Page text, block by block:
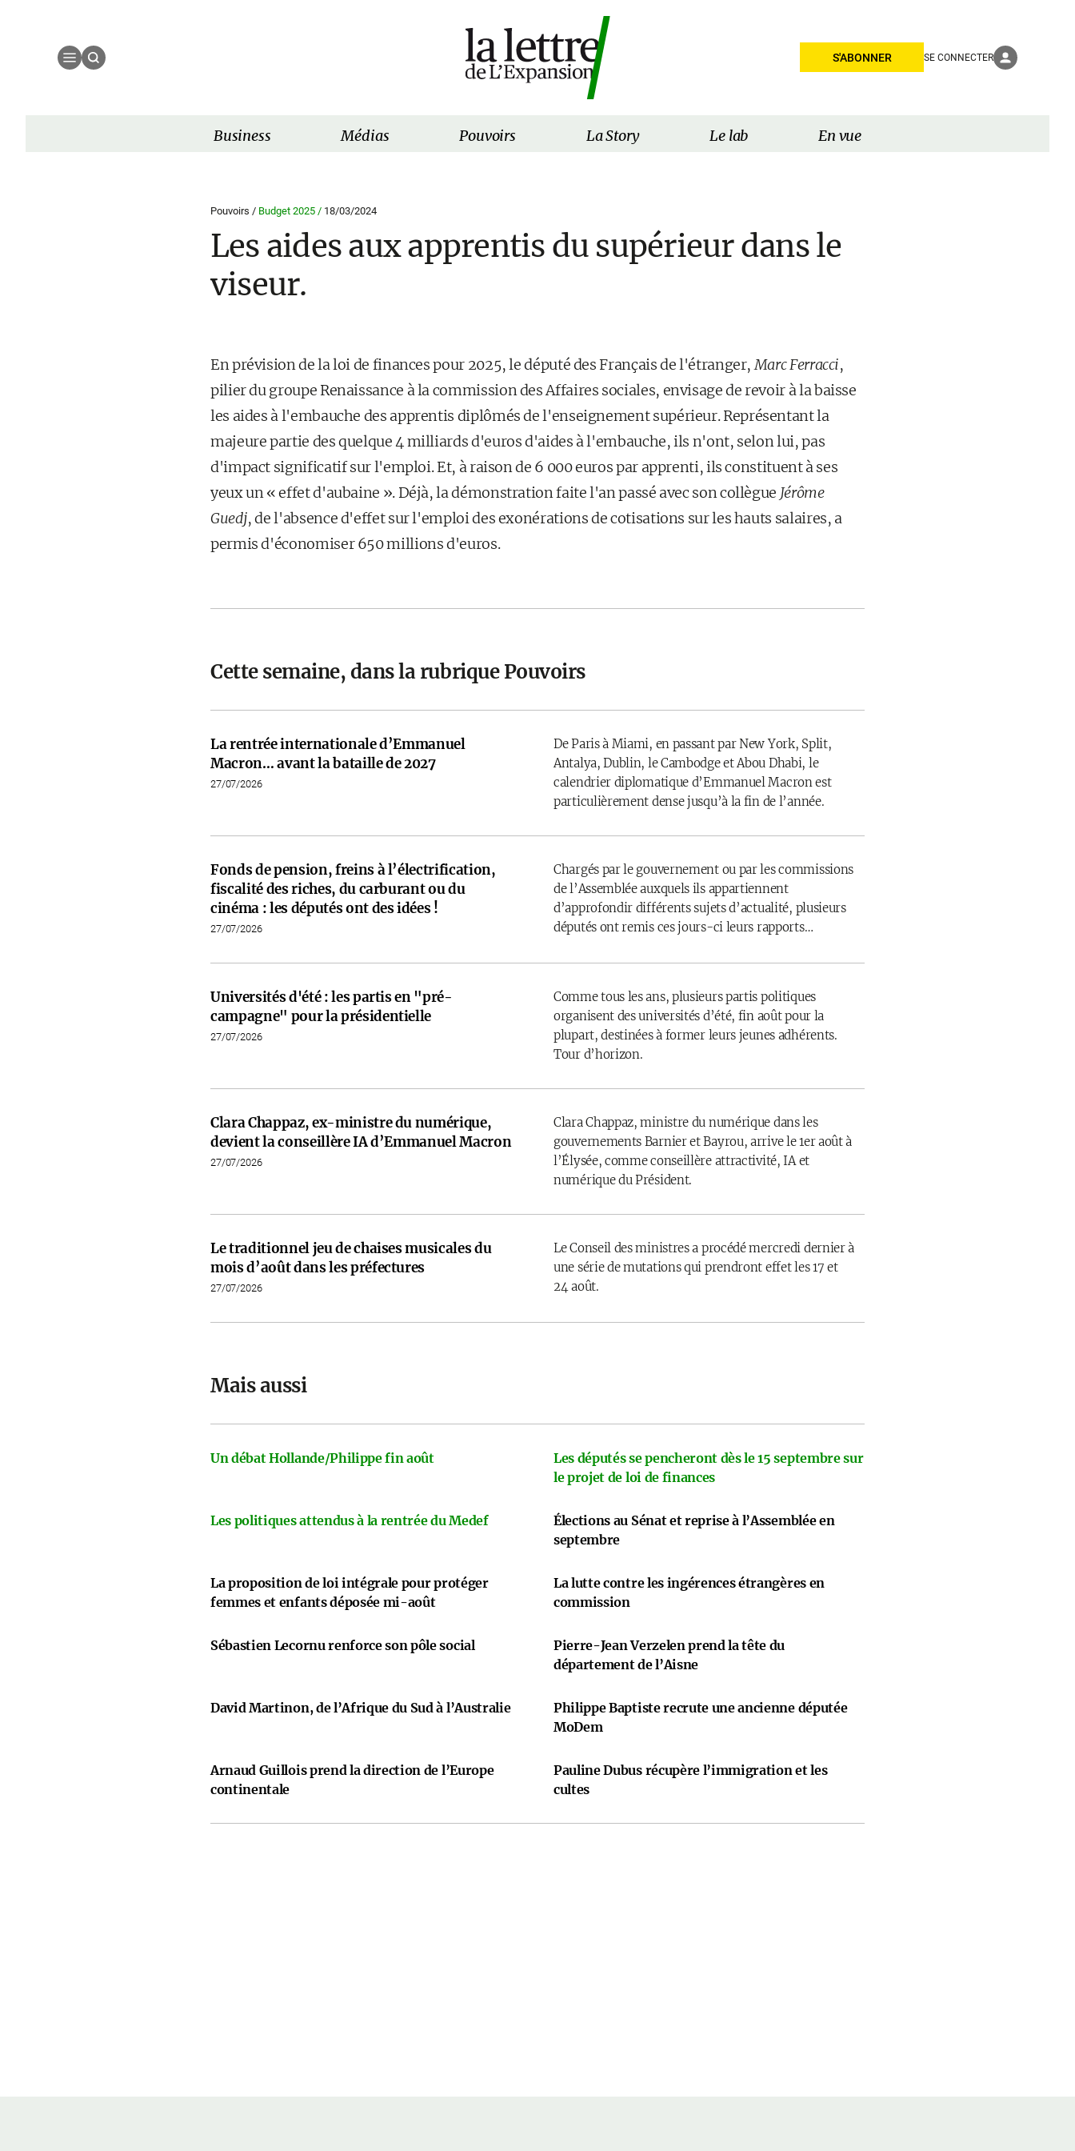
S'ABONNER SE CONNECTER
Business Médias Pouvoirs La Story Le lab En vue
Pouvoirs / Budget 2025 / 18/03/2024
Les aides aux apprentis du supérieur dans le
viseur.
En prévision de la loi de finances pour 2025, le député des Français de l'étranger,Marc Ferracci,
pilier du groupe Renaissance à la commission des Affaires sociales, envisage de revoir à la baisse
les aides à l'embauche des apprentis diplômés de l'enseignement supérieur. Représentant la
majeure partie des quelque 4 milliards d'euros d'aides à l'embauche, ils n'ont, selon lui, pas
d'impact significatif sur l'emploi. Et, à raison de 6 000 euros par apprenti, ils constituent à ses
yeux un « effet d'aubaine ». Déjà, la démonstration faite l'an passé avec son collègue Jérôme
Guedj, de l'absence d'effet sur l'emploi des exonérations de cotisations sur les hauts salaires, a
permis d'économiser 650 millions d'euros.
Cette semaine, dans la rubrique Pouvoirs
La rentrée internationale d’Emmanuel
Macron… avant la bataille de 2027
27/07/2026
De Paris à Miami, en passant par New York, Split,
Antalya, Dublin, le Cambodge et Abou Dhabi, le
calendrier diplomatique d’Emmanuel Macron est
particulièrement dense jusqu’à la fin de l’année.
Fonds de pension, freins à l’électrification,
fiscalité des riches, du carburant ou du
cinéma : les députés ont des idées !
27/07/2026
Chargés par le gouvernement ou par les commissions
de l’Assemblée auxquels ils appartiennent
d’approfondir différents sujets d’actualité, plusieurs
députés ont remis ces jours-ci leurs rapports…
Universités d'été : les partis en "pré-
campagne" pour la présidentielle
27/07/2026
Comme tous les ans, plusieurs partis politiques
organisent des universités d’été, fin août pour la
plupart, destinées à former leurs jeunes adhérents.
Tour d’horizon.
Clara Chappaz, ex-ministre du numérique,
devient la conseillère IA d’Emmanuel Macron
27/07/2026
Clara Chappaz, ministre du numérique dans les
gouvernements Barnier et Bayrou, arrive le 1er août à
l’Élysée, comme conseillère attractivité, IA et
numérique du Président.
Le traditionnel jeu de chaises musicales du
mois d’août dans les préfectures
27/07/2026
Le Conseil des ministres a procédé mercredi dernier à
une série de mutations qui prendront effet les 17 et
24 août.
Mais aussi
Un débat Hollande/Philippe fin août
Les députés se pencheront dès le 15 septembre sur
le projet de loi de finances
Les politiques attendus à la rentrée du Medef
Élections au Sénat et reprise à l’Assemblée en
septembre
La proposition de loi intégrale pour protéger
femmes et enfants déposée mi-août
La lutte contre les ingérences étrangères en
commission
Sébastien Lecornu renforce son pôle social
Pierre-Jean Verzelen prend la tête du
département de l’Aisne
David Martinon, de l’Afrique du Sud à l’Australie
Philippe Baptiste recrute une ancienne députée
MoDem
Arnaud Guillois prend la direction de l’Europe
continentale
Pauline Dubus récupère l’immigration et les
cultes